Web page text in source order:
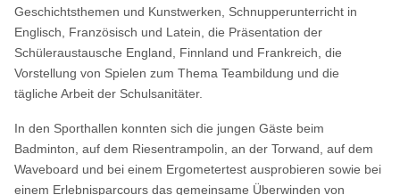
Geschichtsthemen und Kunstwerken, Schnupperunterricht in
Englisch, Französisch und Latein, die Präsentation der
Schüleraustausche England, Finnland und Frankreich, die
Vorstellung von Spielen zum Thema Teambildung und die
tägliche Arbeit der Schulsanitäter.
In den Sporthallen konnten sich die jungen Gäste beim
Badminton, auf dem Riesentrampolin, an der Torwand, auf dem
Waveboard und bei einem Ergometertest ausprobieren sowie bei
einem Erlebnisparcours das gemeinsame Überwinden von